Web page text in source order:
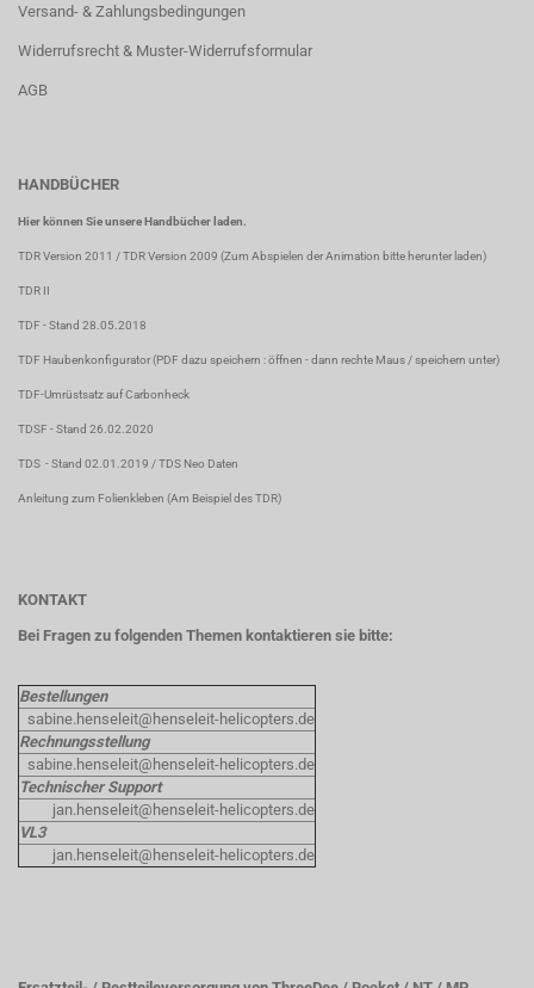
Versand- & Zahlungsbedingungen
Widerrufsrecht & Muster-Widerrufsformular
AGB
HANDBÜCHER
Hier können Sie unsere Handbücher laden.
TDR Version 2011 /TDR Version 2009 (Zum Abspielen der Animation bitte herunter laden)
TDR II
TDF - Stand 28.05.2018
TDF Haubenkonfigurator(PDF dazu speichern : öffnen - dann rechte Maus / speichern unter)
TDF-Umrüstsatz auf Carbonheck
TDSF - Stand 26.02.2020
TDS - Stand 02.01.2019 /TDS Neo Daten
Anleitung zum Folienkleben (Am Beispiel des TDR)
KONTAKT
Bei Fragen zu folgenden Themen kontaktieren sie bitte:
Bestellungen
sabine.henseleit@henseleit-helicopters.de
Rechnungsstellung
sabine.henseleit@henseleit-helicopters.de
Technischer Support
jan.henseleit@henseleit-helicopters.de
VL3
jan.henseleit@henseleit-helicopters.de